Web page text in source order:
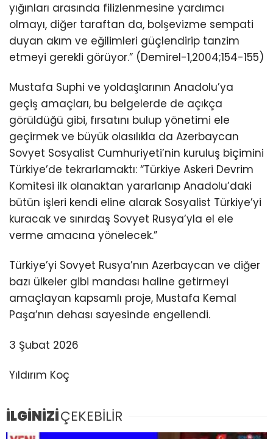
yığınları arasında filizlenmesine yardımcı
olmayı, diğer taraftan da, bolşevizme sempati
duyan akım ve eğilimleri güçlendirip tanzim
etmeyi gerekli görüyor.” (Demirel-1,2004;154-155)
Mustafa Suphi ve yoldaşlarının Anadolu’ya
geçiş amaçları, bu belgelerde de açıkça
görüldüğü gibi, fırsatını bulup yönetimi ele
geçirmek ve büyük olasılıkla da Azerbaycan
Sovyet Sosyalist Cumhuriyeti’nin kuruluş biçimini
Türkiye’de tekrarlamaktı: “Türkiye Askeri Devrim
Komitesi ilk olanaktan yararlanıp Anadolu’daki
bütün işleri kendi eline alarak Sosyalist Türkiye’yi
kuracak ve sınırdaş Sovyet Rusya’yla el ele
verme amacına yönelecek.”
Türkiye’yi Sovyet Rusya’nın Azerbaycan ve diğer
bazı ülkeler gibi mandası haline getirmeyi
amaçlayan kapsamlı proje, Mustafa Kemal
Paşa’nın dehası sayesinde engellendi.
3 Şubat 2026
Yıldırım Koç
İLGİNİZİÇEKEBİLİR